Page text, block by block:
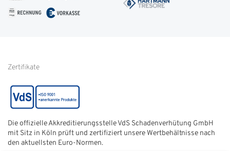
FAQ
Impressum
Batterieentsorgung
Zertifikate
Die offizielle Akkreditierungsstelle VdS Schadenverhütung GmbH
mit Sitz in Köln prüft und zertifiziert unsere Wertbehältnisse nach
den aktuellsten Euro-Normen.